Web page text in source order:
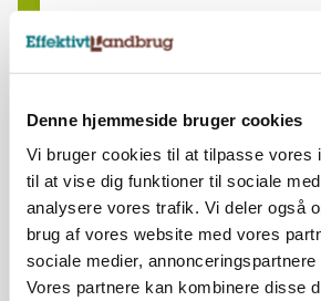
Denne hjemmeside bruger cookies
Vi bruger cookies til at tilpasse vores
til at vise dig funktioner til sociale
analysere vores trafik. Vi deler også
brug af vores website med vores
sociale medier,
Vores partnere kan kombinere disse
4690, Haslev
Lastbilchauffør søges til
Maskinstation
Godstransport
4700, Næstved